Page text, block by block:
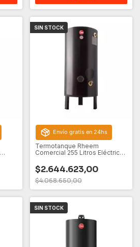
SIN STOCK
Envío gratis en 24hs
Termotanque Rheem
Comercial 255 Litros Eléctrico
$2.644.623,00
$4.068.650,00
SIN STOCK